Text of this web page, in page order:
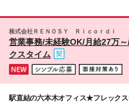
株式会社ＲＥＮＯＳＹ Ｒｉｃｏｒｄｉ
営業事務/未経験OK/月給27万
クスタイム
駅直結の六本木オフィス★フレック